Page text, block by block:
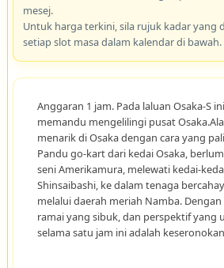
mesej.
Untuk harga terkini, sila rujuk kadar yang
setiap slot masa dalam kalendar di bawah.
Anggaran 1 jam. Pada laluan Osaka-S
memandu mengelilingi pusat
menarik di Osaka dengan cara yang
Pandu go-kart dari kedai Osaka,
seni Amerikamura, melewati kedai-
Shinsaibashi, ke dalam tenaga
melalui daerah meriah Namba.
ramai yang sibuk, dan perspektif yang
selama satu jam ini adalah